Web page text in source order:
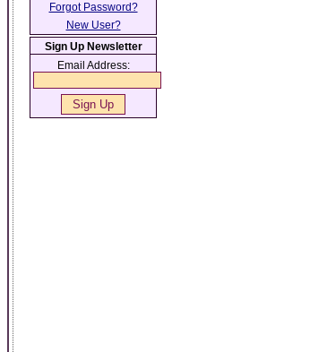
Forgot Password?
New User?
Sign Up Newsletter
Email Address: